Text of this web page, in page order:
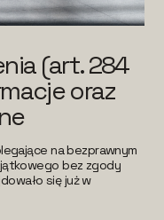
(art. 284
oraz
na bezprawnym
bez zgody
się już w